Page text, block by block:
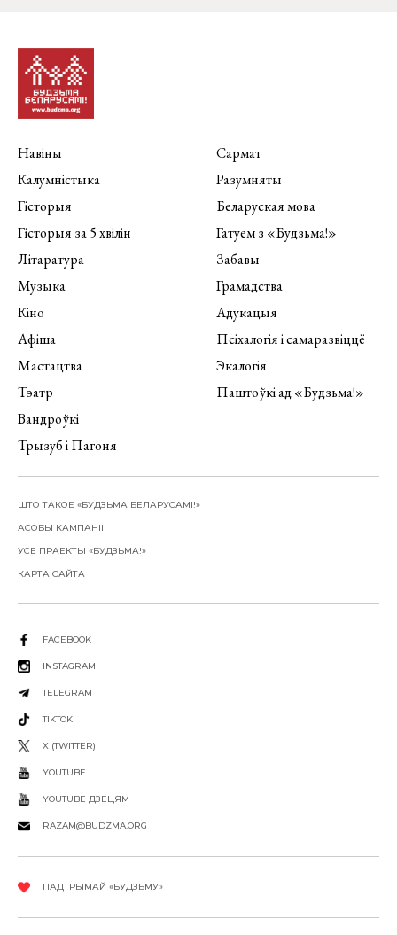
Навіны
Калумністыка
Гісторыя
Гісторыя за 5 хвілін
Літаратура
Музыка
Кіно
Афіша
Мастацтва
Тэатр
Вандроўкі
Трызуб і Пагоня
Сармат
Разумняты
Беларуская мова
Гатуем з «Будзьма!»
Забавы
Грамадства
Адукацыя
Псіхалогія і самаразвіццё
Экалогія
Паштоўкі ад «Будзьма!»
ШТО ТАКОЕ «БУДЗЬМА БЕЛАРУСАМІ!»
АСОБЫ КАМПАНІІ
УСЕ ПРАЕКТЫ «БУДЗЬМА!»
КАРТА САЙТА
FACEBOOK
INSTAGRAM
TELEGRAM
TIKTOK
X (TWITTER)
YOUTUBE
YOUTUBE ДЗЕЦЯМ
RAZAM@BUDZMA.ORG
ПАДТРЫМАЙ «БУДЗЬМУ»